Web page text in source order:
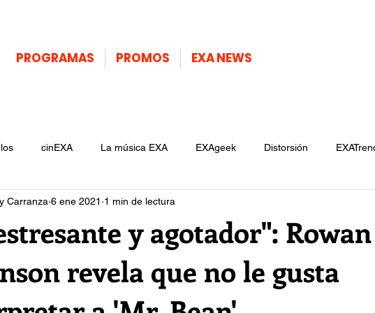
PROGRAMAS PROMOS EXA NEWS
cinEXA La música EXA EXAgeek Distorsión
y agotador": Rowan
revela que no le gusta
Carranza 6 ene 2021 1 min de lectura